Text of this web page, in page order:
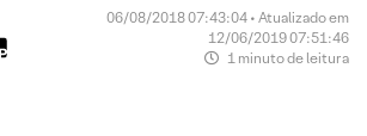
06/08/2018 07:43:04 • Atualizado em
12/06/2019 07:51:46
1 minuto de leitura